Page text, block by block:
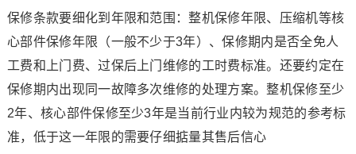
保修条款要细化到年限和范围：整机保修年限、压缩机等核
心部件保修年限（一般不少于3年）、保修期内是否全免人
工费和上门费、过保后上门维修的工时费标准。还要约定在
保修期内出现同一故障多次维修的处理方案。整机保修至少
2年、核心部件保修至少3年是当前行业内较为规范的参考标
准，低于这一年限的需要仔细掂量其售后信心